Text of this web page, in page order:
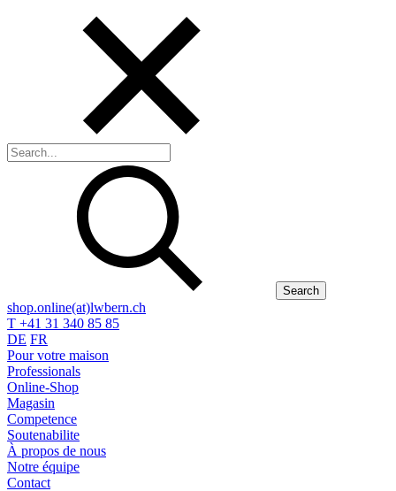
Search
shop.online(at)lwbern.ch
T +41 31 340 85 85
DE FR
Pour votre maison
Professionals
Online-Shop
Magasin
Competence
Soutenabilite
À propos de nous
Notre équipe
Contact